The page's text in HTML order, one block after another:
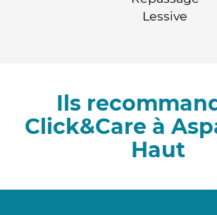
Lessive
Ils
Click&Care à
Haut